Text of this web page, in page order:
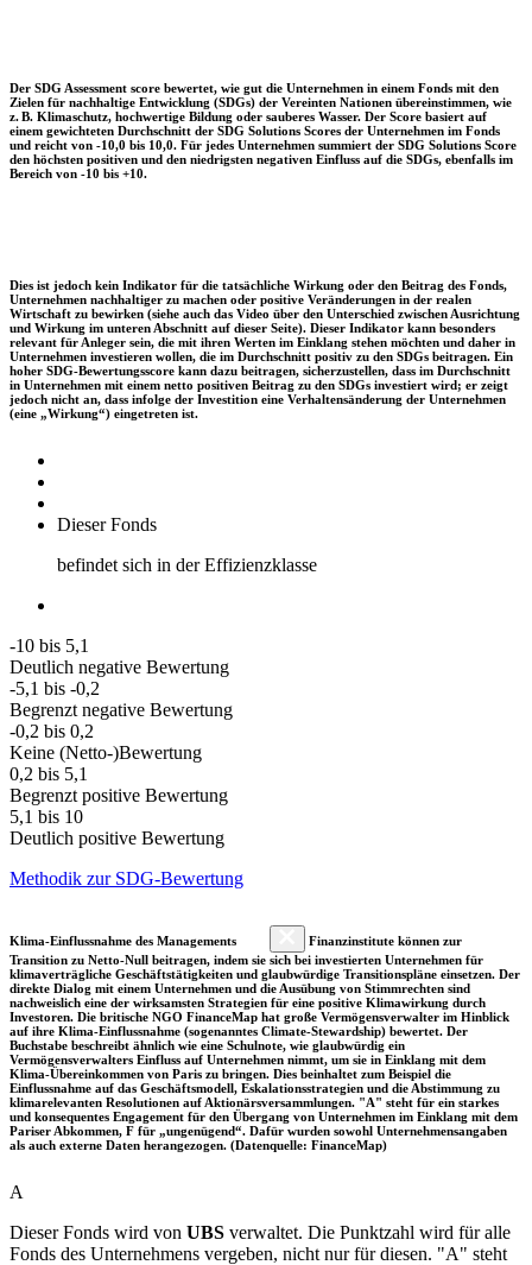
Der SDG Assessment score bewertet, wie gut die Unternehmen in einem Fonds mit den
Zielen für nachhaltige Entwicklung (SDGs) der Vereinten Nationen übereinstimmen, wie
z. B. Klimaschutz, hochwertige Bildung oder sauberes Wasser. Der Score basiert auf
einem gewichteten Durchschnitt der SDG Solutions Scores der Unternehmen im Fonds
und reicht von -10,0 bis 10,0. Für jedes Unternehmen summiert der SDG Solutions Score
den höchsten positiven und den niedrigsten negativen Einfluss auf die SDGs, ebenfalls im
Bereich von -10 bis +10.
Dies ist jedoch kein Indikator für die tatsächliche Wirkung oder den Beitrag des Fonds,
Unternehmen nachhaltiger zu machen oder positive Veränderungen in der realen
Wirtschaft zu bewirken (siehe auch das Video über den Unterschied zwischen Ausrichtung
und Wirkung im unteren Abschnitt auf dieser Seite). Dieser Indikator kann besonders
relevant für Anleger sein, die mit ihren Werten im Einklang stehen möchten und daher in
Unternehmen investieren wollen, die im Durchschnitt positiv zu den SDGs beitragen. Ein
hoher SDG-Bewertungsscore kann dazu beitragen, sicherzustellen, dass im Durchschnitt
in Unternehmen mit einem netto positiven Beitrag zu den SDGs investiert wird; er zeigt
jedoch nicht an, dass infolge der Investition eine Verhaltensänderung der Unternehmen
(eine „Wirkung“) eingetreten ist.
Dieser Fonds
befindet sich in der Effizienzklasse
-10 bis 5,1
Deutlich negative Bewertung
-5,1 bis -0,2
Begrenzt negative Bewertung
-0,2 bis 0,2
Keine (Netto-)Bewertung
0,2 bis 5,1
Begrenzt positive Bewertung
5,1 bis 10
Deutlich positive Bewertung
Methodik zur SDG-Bewertung
Klima-Einflussnahme des Managements
Finanzinstitute können zur
Transition zu Netto-Null beitragen, indem sie sich bei investierten Unternehmen für
klimaverträgliche Geschäftstätigkeiten und glaubwürdige Transitionspläne einsetzen. Der
direkte Dialog mit einem Unternehmen und die Ausübung von Stimmrechten sind
nachweislich eine der wirksamsten Strategien für eine positive Klimawirkung durch
Investoren. Die britische NGO FinanceMap hat große Vermögensverwalter im Hinblick
auf ihre Klima-Einflussnahme (sogenanntes Climate-Stewardship) bewertet. Der
Buchstabe beschreibt ähnlich wie eine Schulnote, wie glaubwürdig ein
Vermögensverwalters Einfluss auf Unternehmen nimmt, um sie in Einklang mit dem
Klima-Übereinkommen von Paris zu bringen. Dies beinhaltet zum Beispiel die
Einflussnahme auf das Geschäftsmodell, Eskalationsstrategien und die Abstimmung zu
klimarelevanten Resolutionen auf Aktionärsversammlungen. "A" steht für ein starkes
und konsequentes Engagement für den Übergang von Unternehmen im Einklang mit dem
Pariser Abkommen, F für „ungenügend“. Dafür wurden sowohl Unternehmensangaben
als auch externe Daten herangezogen. (Datenquelle: FinanceMap)
A
Dieser Fonds wird von UBS verwaltet. Die Punktzahl wird für alle
Fonds des Unternehmens vergeben, nicht nur für diesen. "A" steht